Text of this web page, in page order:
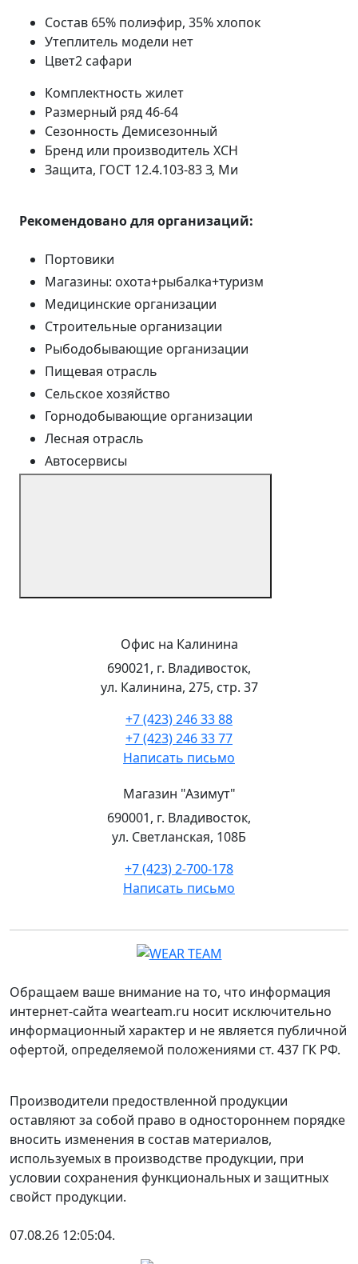
Состав 65% полиэфир, 35% хлопок
Утеплитель модели нет
Цвет2 сафари
Комплектность жилет
Размерный ряд46-64
Сезонность Демисезонный
Бренд или производитель ХСН
Защита, ГОСТ 12.4.103-83З, Ми
Рекомендовано для организаций:
Портовики
Магазины: охота+рыбалка+туризм
Медицинские организации
Строительные организации
Рыбодобывающие организации
Пищевая отрасль
Сельское хозяйство
Горнодобывающие организации
Лесная отрасль
Автосервисы
Офис на Калинина
690021, г. Владивосток,
ул. Калинина, 275, стр. 37
+7 (423) 246 33 88
+7 (423) 246 33 77
Написать письмо
Магазин "Азимут"
690001, г. Владивосток,
ул. Светланская, 108Б
+7 (423) 2-700-178
Написать письмо
Обращаем ваше внимание на то, что информация
интернет-сайта wearteam.ru носит исключительно
информационный характер и не является публичной
офертой, определяемой положениями ст. 437 ГК РФ.
Производители предоствленной продукции
оставляют за собой право в одностороннем порядке
вносить изменения в состав материалов,
используемых в производстве продукции, при
условии сохранения функциональных и защитных
свойст продукции.
07.08.26 12:05:04.